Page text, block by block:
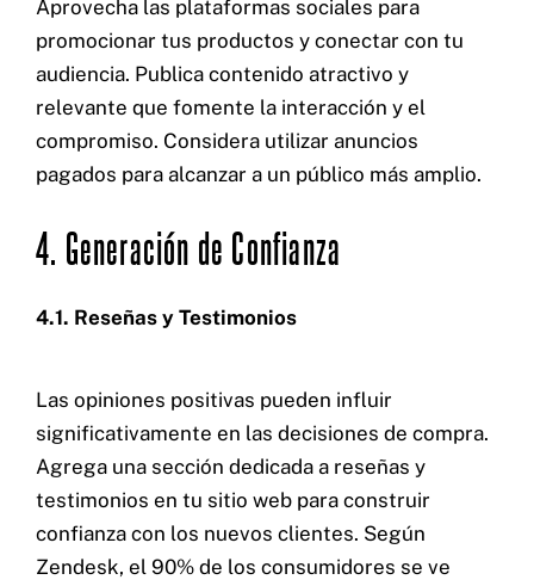
Aprovecha las plataformas sociales para
promocionar tus productos y conectar con tu
audiencia. Publica contenido atractivo y
relevante que fomente la interacción y el
compromiso. Considera utilizar anuncios
pagados para alcanzar a un público más amplio.
4. Generación de Confianza
4.1. Reseñas y Testimonios
Las opiniones positivas pueden influir
significativamente en las decisiones de compra.
Agrega una sección dedicada a reseñas y
testimonios en tu sitio web para construir
confianza con los nuevos clientes. Según
Zendesk, el 90% de los consumidores se ve